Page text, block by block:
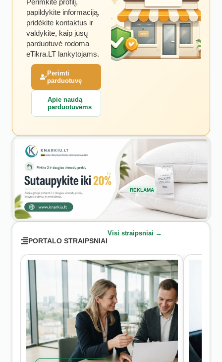
Perimkite profilį,
papildykite informaciją,
pridėkite kontaktus ir
valdykite, kaip jūsų
parduotuvė rodoma
eTikra.LT lankytojams.
Perimti
parduotuvę
Apie naudą
parduotuvėms
REKLAMA
PORTALO STRAIPSNIAI
Visi straipsniai →